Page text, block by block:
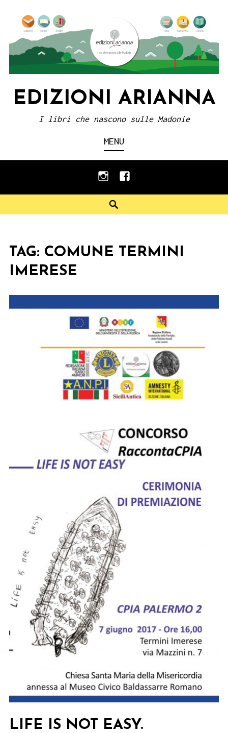
content
EDIZIONI ARIANNA
I libri che nascono sulle Madonie
MENU
instagramfacebook
TAG: COMUNE TERMINI
IMERESE
LIFE IS NOT EASY.